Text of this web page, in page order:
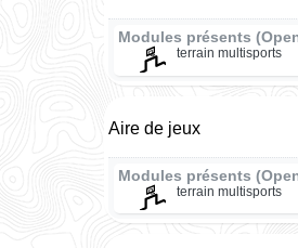
Modules présents
terrain multisports
Aire de jeux
Modules présents
terrain multisports